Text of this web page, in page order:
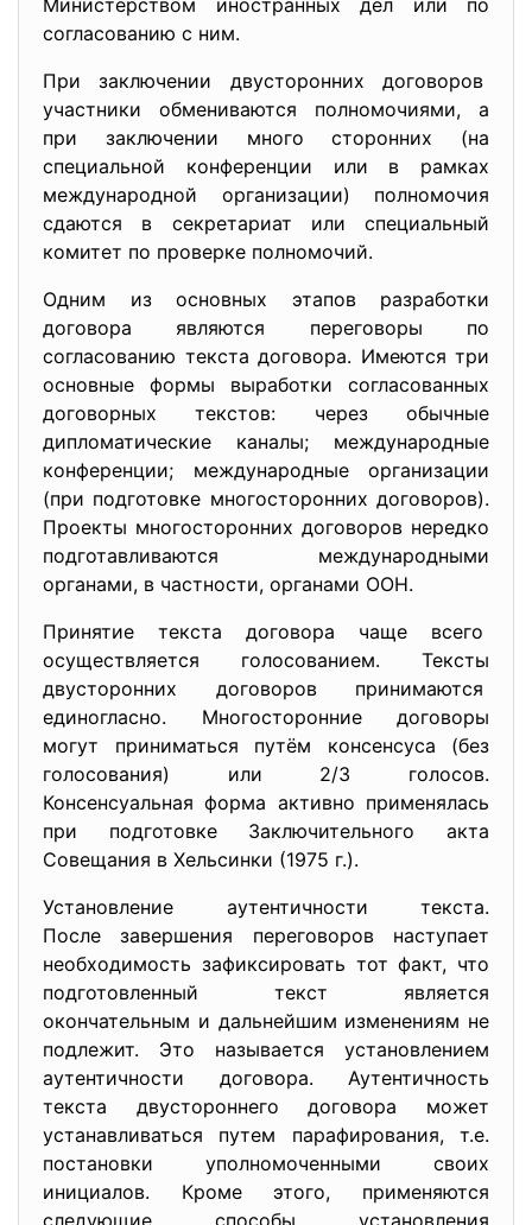
Министерством иностранных дел или по
согласованию с ним.
При заключении двусторонних договоров
участники обмениваются полномочиями, а
при заключении много сторонних (на
специальной конференции или в рамках
международной организации) полномочия
сдаются в секретариат или специальный
комитет по проверке полномочий.
Одним из основных этапов разработки
договора являются переговоры по
согласованию текста договора. Имеются три
основные формы выработки согласованных
договорных текстов: через обычные
дипломатические каналы; международные
конференции; международные организации
(при подготовке многосторонних договоров).
Проекты многосторонних договоров нередко
подготавливаются международными
органами, в частности, органами ООН.
Принятие текста договора чаще всего
осуществляется голосованием. Тексты
двусторонних договоров принимаются
единогласно. Многосторонние договоры
могут приниматься путём консенсуса (без
голосования) или 2/3 голосов.
Консенсуальная форма активно применялась
при подготовке Заключительного акта
Совещания в Хельсинки (1975 г.).
Установление аутентичности текста.
После завершения переговоров наступает
необходимость зафиксировать тот факт, что
подготовленный текст является
окончательным и дальнейшим изменениям не
подлежит. Это называется установлением
аутентичности договора. Аутентичность
текста двустороннего договора может
устанавливаться путем парафирования, т.е.
постановки уполномоченными своих
инициалов. Кроме этого, применяются
следующие способы установления